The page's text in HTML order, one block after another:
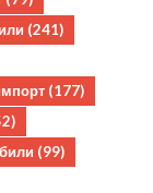
(241)
(177)
(99)